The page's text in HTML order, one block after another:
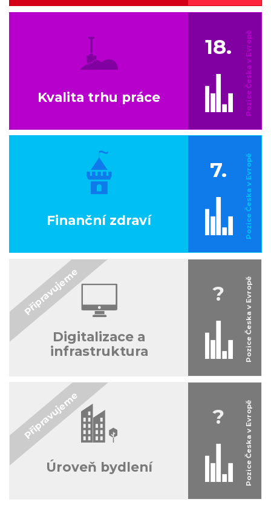
Kvalita trhu práce
18.
Finanční zdraví
7.
Digitalizace a
infrastruktura
?
Úroveň bydlení
?